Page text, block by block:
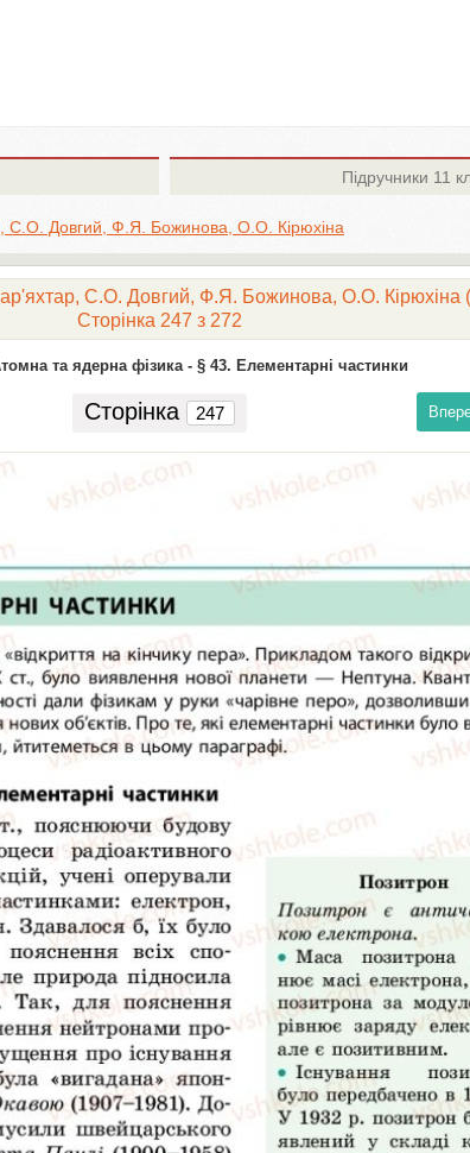
Підручники 11
С.О. Довгий, Ф.Я. Божинова, О.О. Кірюхіна
С.О. Довгий, Ф.Я. Божинова, О.О. Кірюхіна
Сторінка 247 з 272
та ядерна фізика - § 43. Елементарні частинки
Сторінка